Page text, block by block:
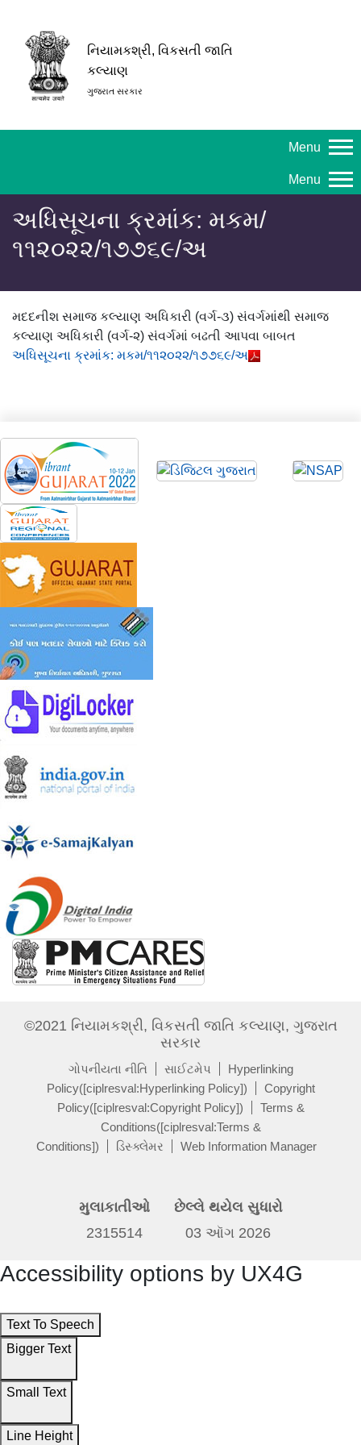
નિયામકશ્રી, વિકસતી જાતિ
કલ્યાણ
ગુજરાત સરકાર
Menu
Menu
અધિસૂચના ક્રમાંક: મકમ/
૧૧૨૦૨૨/૧૭૭૬૯/અ
મદદનીશ સમાજ કલ્યાણ અધિકારી (વર્ગ-૩) સંવર્ગમાંથી સમાજ
કલ્યાણ અધિકારી (વર્ગ-૨) સંવર્ગમાં બઢતી આપવા બાબત
અધિસૂચના ક્રમાંક: મકમ/૧૧૨૦૨૨/૧૭૭૬૯/અ
©2021 નિયામકશ્રી, વિકસતી જાતિ કલ્યાણ, ગુજરાત
સરકાર
ગોપનીયતા નીતિ સાઈટમેપ
Hyperlinking
Policy([ciplresval:Hyperlinking Policy])
Copyright
Policy([ciplresval:Copyright Policy])
Terms &
Conditions([ciplresval:Terms &
Conditions])
ડિસ્ક્લેમર Web Information Manager
મુલાકાતીઓ
2315514
છેલ્લે થયેલ સુધારો
03 ઑગ 2026
Accessibility options by UX4G
Text To Speech
Bigger Text
Small Text
Line Height